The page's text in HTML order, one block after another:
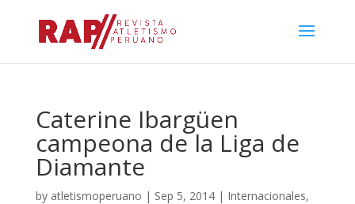
Caterine Ibargüen
campeona de la Liga de
Diamante
by atletismoperuano | Sep 5, 2014| Internacionales,